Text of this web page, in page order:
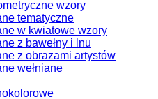
wzory
tematyczne
w kwiatowe wzory
z bawełny i lnu
z obrazami artystów
wełniane